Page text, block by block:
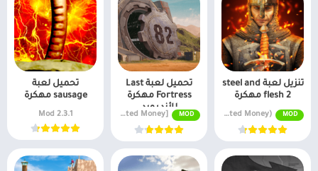
تنزيل لعبة steel and
flesh 2 مهكرة
MOD
v2.1.79 MOD APK (Unlimited Money)
تحميل لعبة Last
Fortress مهكرة
للأندرويد
MOD
v1.356.001 MOD APK [Unlimited Money]
تحميل لعبة
sausage مهكرة
2.3.1 Mod